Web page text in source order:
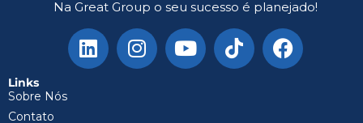
Na Great Group o seu sucesso é planejado!
Links
Sobre Nós
Contato